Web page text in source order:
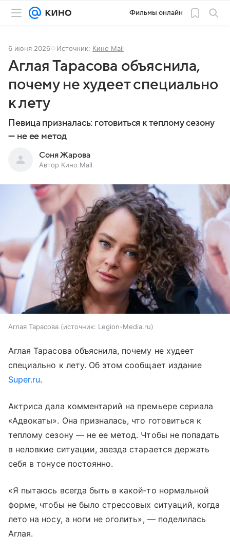
Фильмы онлайн
6 июня 2026 Источник: Кино Mail
Аглая Тарасова объяснила,
почему не худеет специально
к лету
Певица призналась: готовиться к теплому сезону
— не ее метод
Соня Жарова
Автор Кино Mail
Аглая Тарасова источник: Legion-Media.ru
Аглая Тарасова объяснила, почему не худеет
специально к лету. Об этом сообщает издание
Super.ru.
Актриса дала комментарий на премьере сериала
«Адвокаты». Она призналась, что готовиться к
теплому сезону — не ее метод. Чтобы не попадать
в неловкие ситуации, звезда старается держать
себя в тонусе постоянно.
«Я пытаюсь всегда быть в какой‑то нормальной
форме, чтобы не было стрессовых ситуаций, когда
лето на носу, а ноги не оголить», — поделилась
Аглая.